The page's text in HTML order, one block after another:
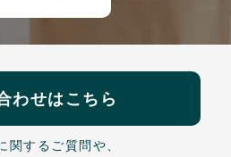
わせはこちら
関するご質問や、